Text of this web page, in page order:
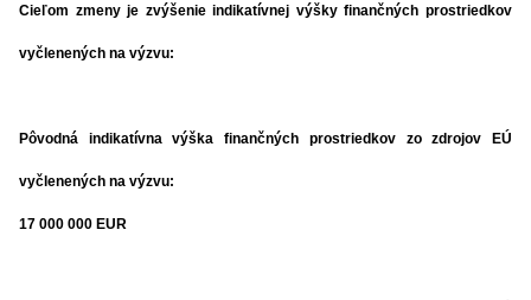
Cieľom zmeny je zvýšenie indikatívnej výšky finančných prostriedkov
vyčlenených na výzvu:
Pôvodná indikatívna výška finančných prostriedkov zo zdrojov EÚ
vyčlenených na výzvu:
17 000 000 EUR